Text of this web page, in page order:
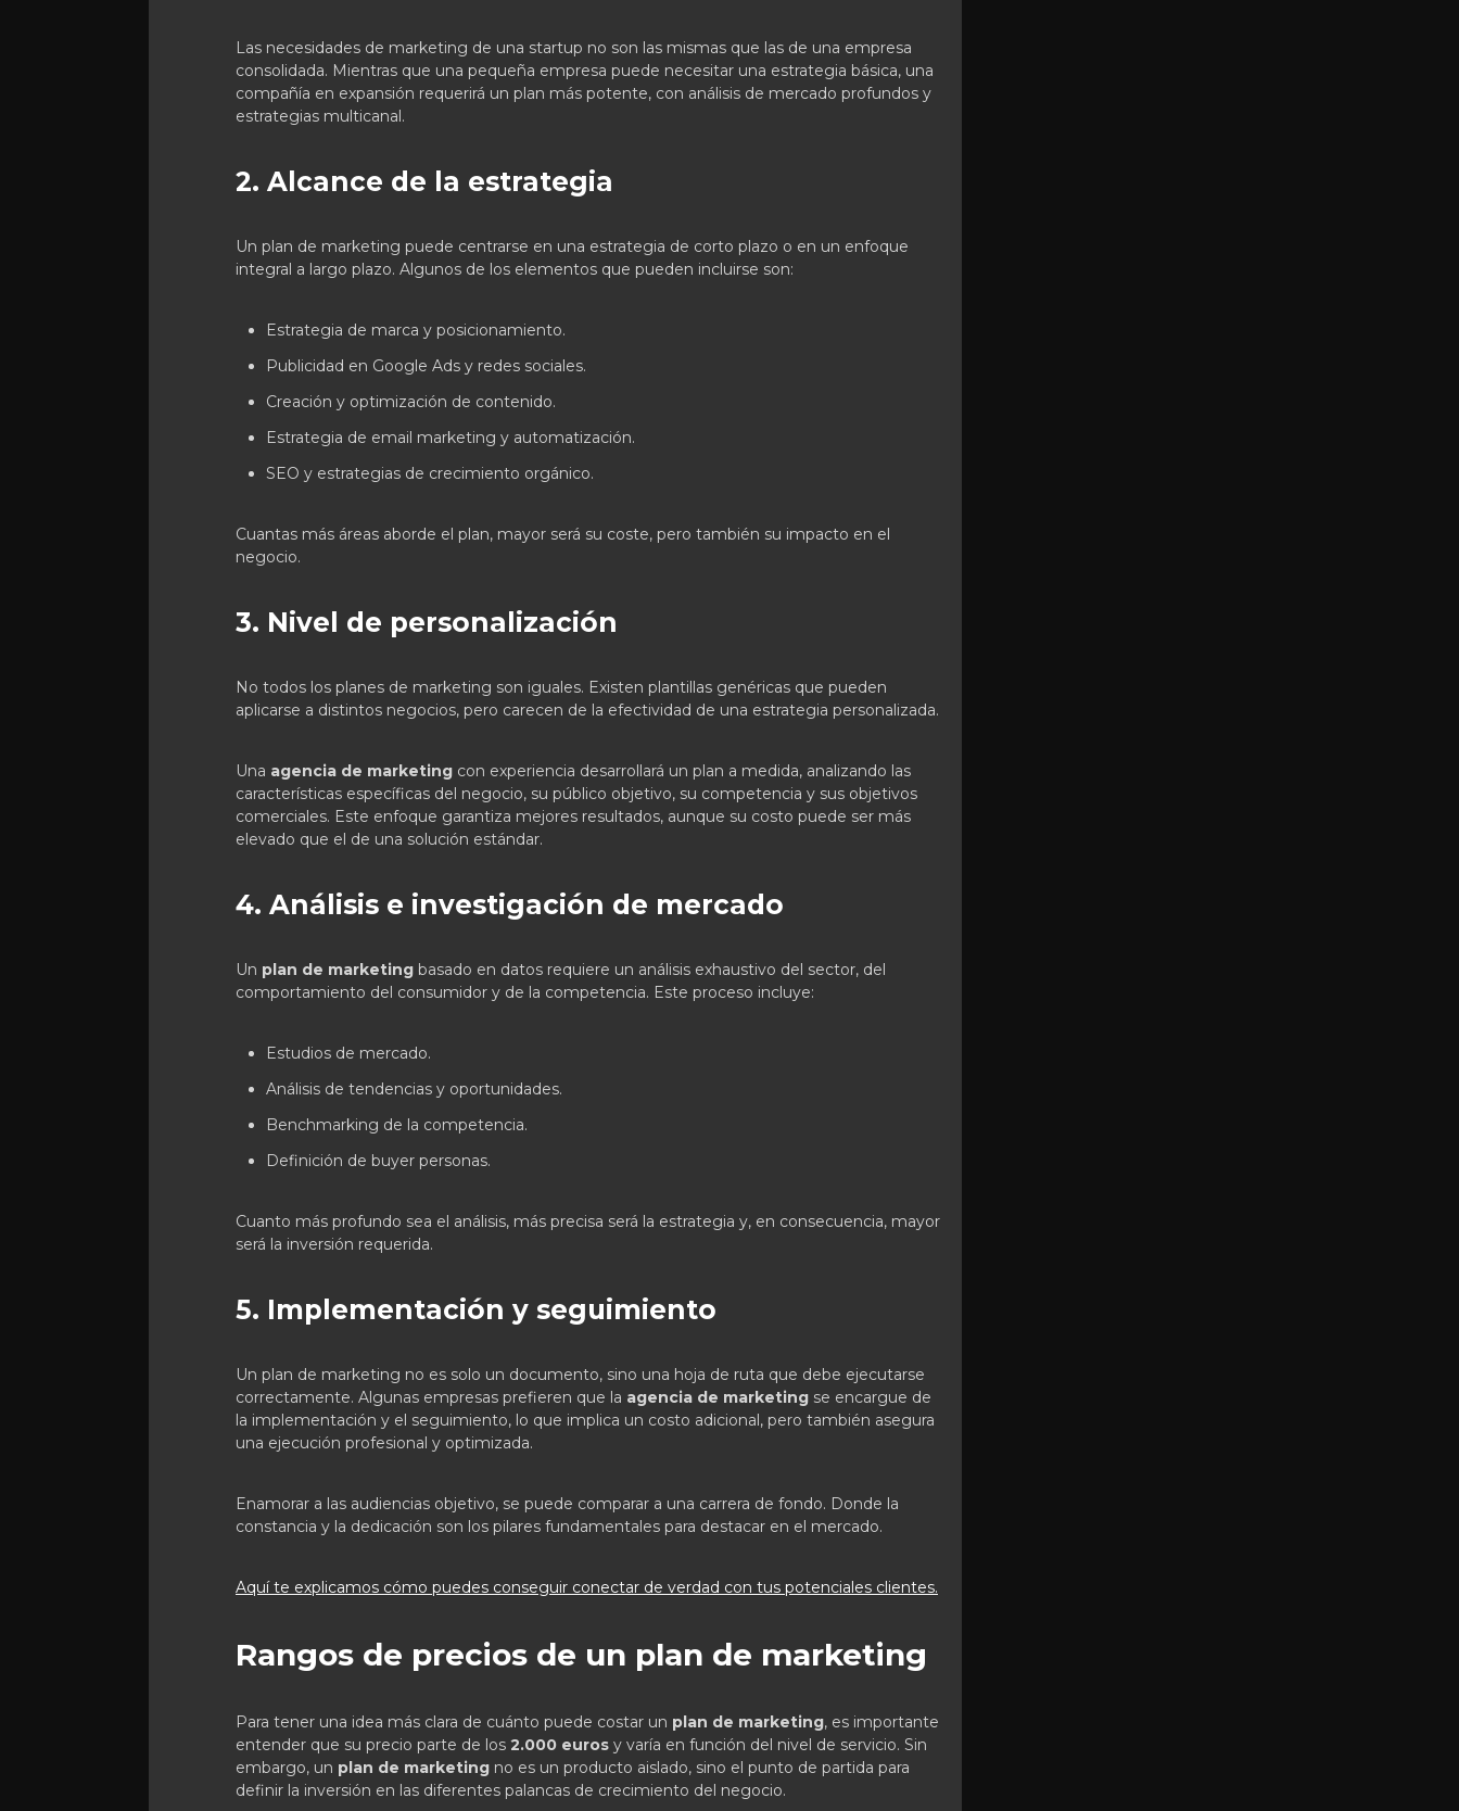
Las necesidades de marketing de una startup no son las mismas que las de una empresa
consolidada. Mientras que una pequeña empresa puede necesitar una estrategia básica, una
compañía en expansión requerirá un plan más potente, con análisis de mercado profundos y
estrategias multicanal.
2. Alcance de la estrategia
Un plan de marketing puede centrarse en una estrategia de corto plazo o en un enfoque
integral a largo plazo. Algunos de los elementos que pueden incluirse son:
Estrategia de marca y posicionamiento.
Publicidad en Google Ads y redes sociales.
Creación y optimización de contenido.
Estrategia de email marketing y automatización.
SEO y estrategias de crecimiento orgánico.
Cuantas más áreas aborde el plan, mayor será su coste, pero también su impacto en el
negocio.
3. Nivel de personalización
No todos los planes de marketing son iguales. Existen plantillas genéricas que pueden
aplicarse a distintos negocios, pero carecen de la efectividad de una estrategia personalizada.
Una agencia de marketing con experiencia desarrollará un plan a medida, analizando las
características específicas del negocio, su público objetivo, su competencia y sus objetivos
comerciales. Este enfoque garantiza mejores resultados, aunque su costo puede ser más
elevado que el de una solución estándar.
4. Análisis e investigación de mercado
Un plan de marketing basado en datos requiere un análisis exhaustivo del sector, del
comportamiento del consumidor y de la competencia. Este proceso incluye:
Estudios de mercado.
Análisis de tendencias y oportunidades.
Benchmarking de la competencia.
Definición de buyer personas.
Cuanto más profundo sea el análisis, más precisa será la estrategia y, en consecuencia, mayor
será la inversión requerida.
5. Implementación y seguimiento
Un plan de marketing no es solo un documento, sino una hoja de ruta que debe ejecutarse
correctamente. Algunas empresas prefieren que la agencia de marketing se encargue de
la implementación y el seguimiento, lo que implica un costo adicional, pero también asegura
una ejecución profesional y optimizada.
Enamorar a las audiencias objetivo, se puede comparar a una carrera de fondo. Donde la
constancia y la dedicación son los pilares fundamentales para destacar en el mercado.
Aquí te explicamos cómo puedes conseguir conectar de verdad con tus potenciales clientes.
Rangos de precios de un plan de marketing
Para tener una idea más clara de cuánto puede costar un plan de marketing, es importante
entender que su precio parte de los 2.000 euros y varía en función del nivel de servicio. Sin
embargo, un plan de marketing no es un producto aislado, sino el punto de partida para
definir la inversión en las diferentes palancas de crecimiento del negocio.